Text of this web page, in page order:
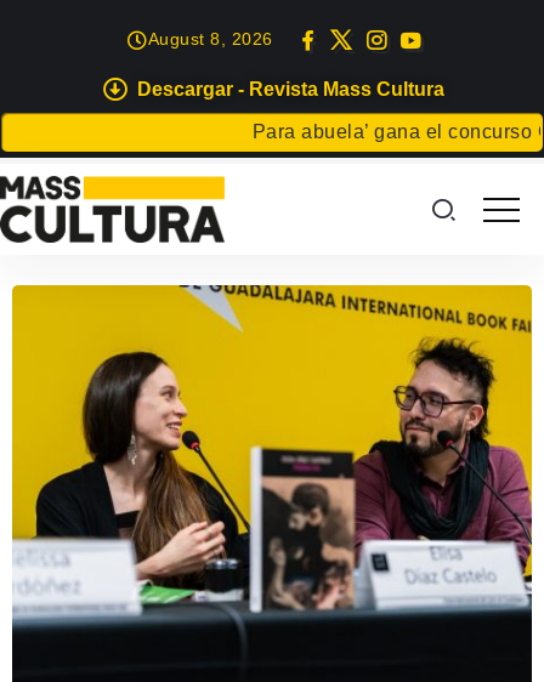
Descargar - Revista Mass Cultura
Para abuela’ gana el concurso
August 8, 2026